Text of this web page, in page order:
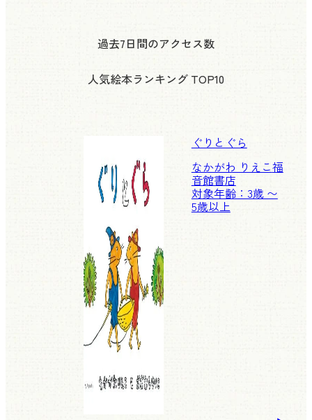
過去7日間のアクセス数
人気絵本ランキング TOP10
ぐりとぐら
なかがわ りえこ福
音館書店
対象年齢：3歳 〜
5歳以上